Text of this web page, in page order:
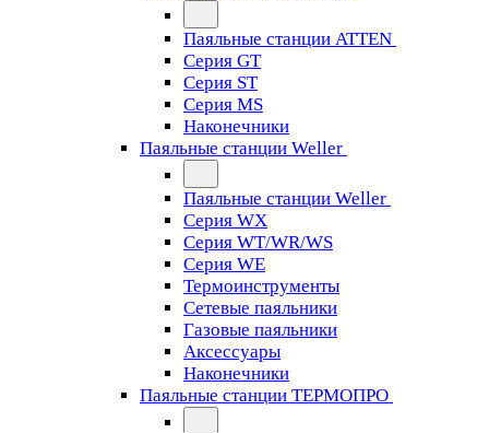
Паяльные станции ATTEN
Серия GT
Серия ST
Серия MS
Наконечники
Паяльные станции Weller
Паяльные станции Weller
Серия WX
Серия WT/WR/WS
Серия WE
Термоинструменты
Сетевые паяльники
Газовые паяльники
Аксессуары
Наконечники
Паяльные станции ТЕРМОПРО